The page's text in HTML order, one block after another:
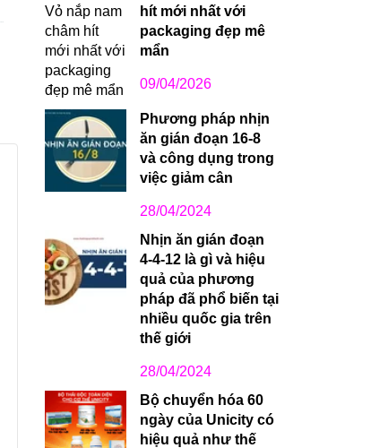
hít mới nhất với
packaging đẹp mê
mẩn
09/04/2026
Phương pháp nhịn
ăn gián đoạn 16-8
và công dụng trong
việc giảm cân
28/04/2024
Nhịn ăn gián đoạn
4-4-12 là gì và hiệu
quả của phương
pháp đã phổ biến tại
nhiều quốc gia trên
thế giới
28/04/2024
Bộ chuyển hóa 60
ngày của Unicity có
hiệu quả như thế